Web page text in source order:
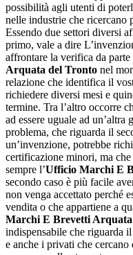
possibilità agli utenti di
nelle industrie che ricercano
Essendo due settori diversi
primo, vale a dire
affrontare la verifica da parte
Arquata del Tronto nel
relazione che identifica il
richiedere diversi mesi e
termine. Tra l’altro occorre
ad essere uguale ad
problema, che riguarda il
un’invenzione, potrebbe
certificazione minori, ma
sempre l’Ufficio Marchi E
secondo caso è più facile
non venga accettato perché
vendita o che appartiene a
Marchi E Brevetti
indispensabile che riguarda
e anche i privati che